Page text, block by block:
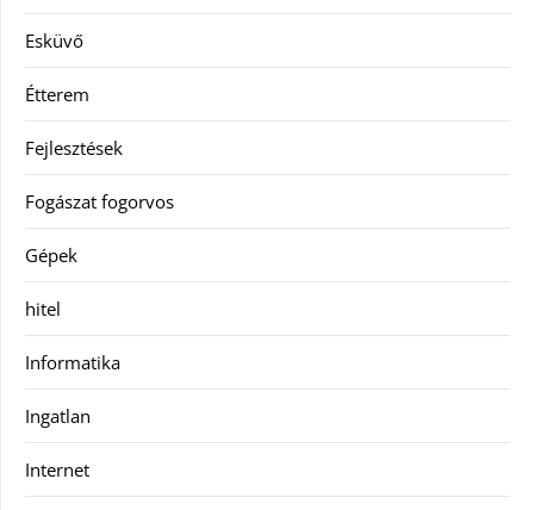
Esküvő
Étterem
Fejlesztések
Fogászat fogorvos
Gépek
hitel
Informatika
Ingatlan
Internet